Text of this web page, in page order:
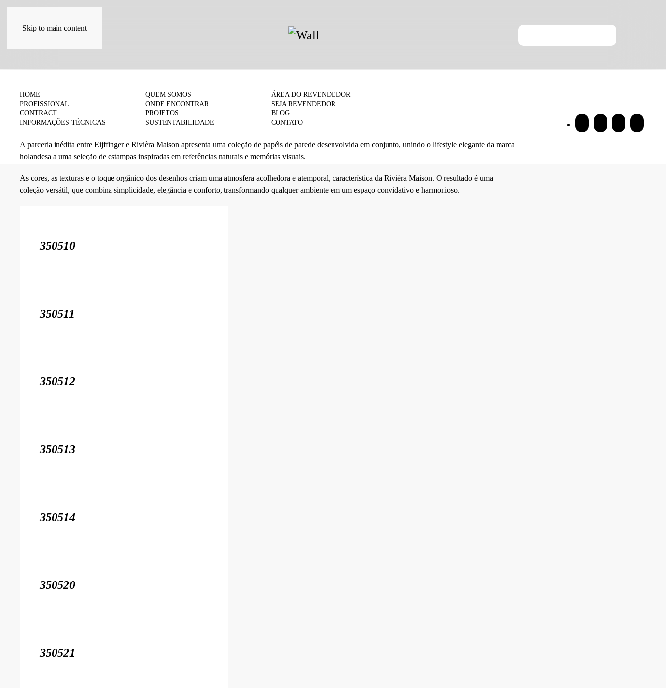
Skip to main content
HOME QUEM SOMOS
ÁREA DO REVENDEDOR
PROFISSIONAL
ONDE ENCONTRAR
SEJA REVENDEDOR
CONTRACT
PROJETOS
BLOG
INFORMAÇÕES TÉCNICAS
SUSTENTABILIDADE CONTATO
Riviera Maison
A parceria inédita entre Eijffinger e Rivièra Maison apresenta uma coleção de papéis de parede desenvolvida em conjunto, unindo o lifestyle elegante da marca
holandesa a uma seleção de estampas inspiradas em referências naturais e memórias visuais.
As cores, as texturas e o toque orgânico dos desenhos criam uma atmosfera acolhedora e atemporal, característica da Rivièra Maison. O resultado é uma
coleção versátil, que combina simplicidade, elegância e conforto, transformando qualquer ambiente em um espaço convidativo e harmonioso.
350510
350511
350512
350513
350514
350520
350521